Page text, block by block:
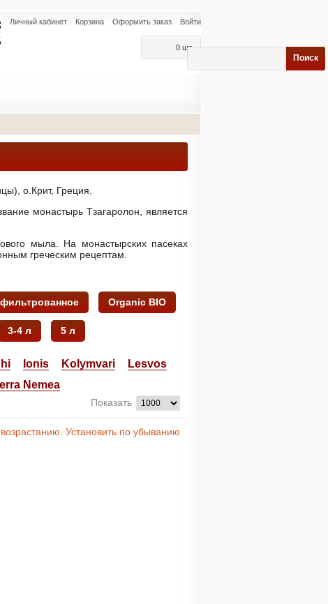
Войти
Личный кабинет Корзина Оформить заказ
0 шт.
Поиск
о.Крит, Греция.
монастырь Тзагаролон, является
мыла. На монастырских пасеках
греческим рецептам.
Organic BIO
3-4 л 5 л
Ionis Kolymvari
Lesvos
Nemea
Показать